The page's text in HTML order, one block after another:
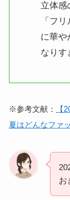
立体感
「フ
に華や
なりす
※参考文献：
【
夏はどんなファ
お